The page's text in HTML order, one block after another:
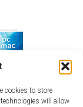
cookies to store
will allow